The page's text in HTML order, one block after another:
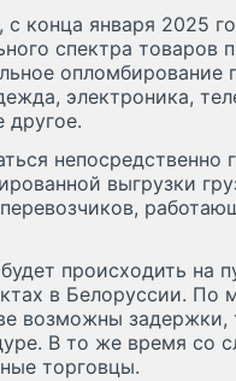
, с конца января 2025
спектра
опломбирование
электроника,
другое.
непосредственно
выгрузки
происходить на
в Белоруссии. По
возможны задержки,
В то же время со
торговцы.